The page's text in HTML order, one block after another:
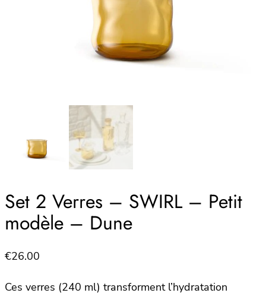
Set 2 Verres – SWIRL – Petit
modèle – Dune
€26.00
Ces verres (240 ml) transforment l’hydratation